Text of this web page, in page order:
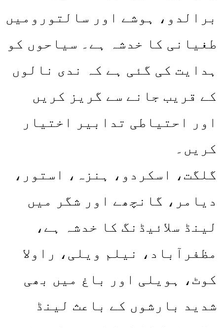
برالدو، ہوشے اور سالتورومیں
طغیانی کا خدشہ ہے۔ سیاحوں کو
ہدایت کی گئی ہے کہ ندی نالوں
کے قریب جانے سے گریز کریں
اور احتیاطی تدابیر اختیار
کریں۔
گلگت، اسکردو، ہنزہ، استور،
دیامر، گانچھے اور شگر میں
لینڈ سلائیڈنگ کا خدشہ ہے،
مظفرآباد، نیلم ویلی، راولا
کوٹ، ہویلی اور باغ میں بھی
شدید بارشوں کے باعث لینڈ